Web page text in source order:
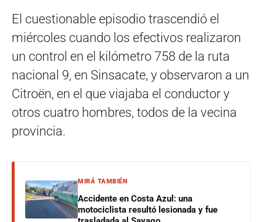
El cuestionable episodio trascendió el
miércoles cuando los efectivos realizaron
un control en el kilómetro 758 de la ruta
nacional 9, en Sinsacate, y observaron a un
Citroën, en el que viajaba el conductor y
otros cuatro hombres, todos de la vecina
provincia.
MIRÁ TAMBIÉN
Accidente en Costa Azul: una
motociclista resultó lesionada y fue